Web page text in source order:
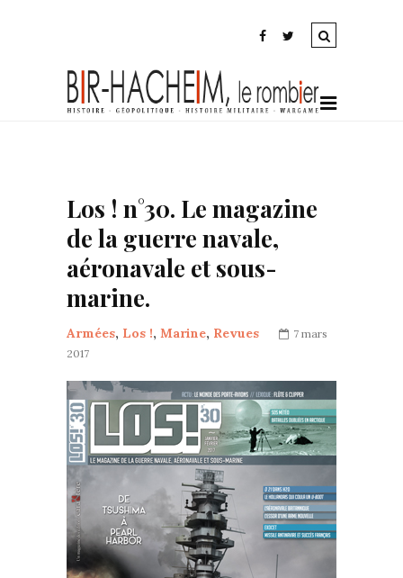
Los ! n°30. Le magazine
de la guerre navale,
aéronavale et sous-
marine.
Armées, Los !, Marine, Revues
7 mars
2017